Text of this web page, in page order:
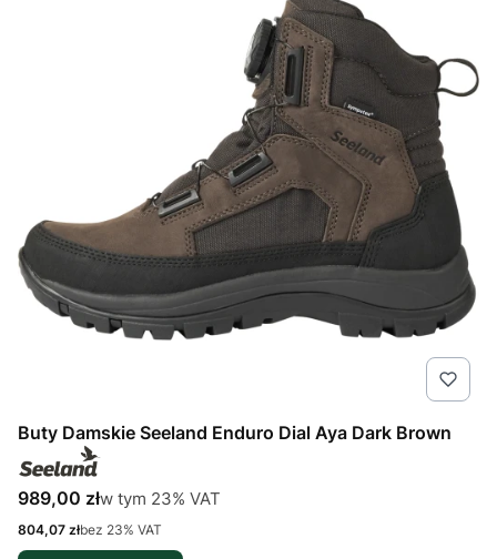
Buty Damskie Seeland Enduro Dial Aya Dark Brown
Cena brutto
989,00 złw tym %s VAT
w tym 23% VAT
Cena netto
804,07 złbez 23% VAT